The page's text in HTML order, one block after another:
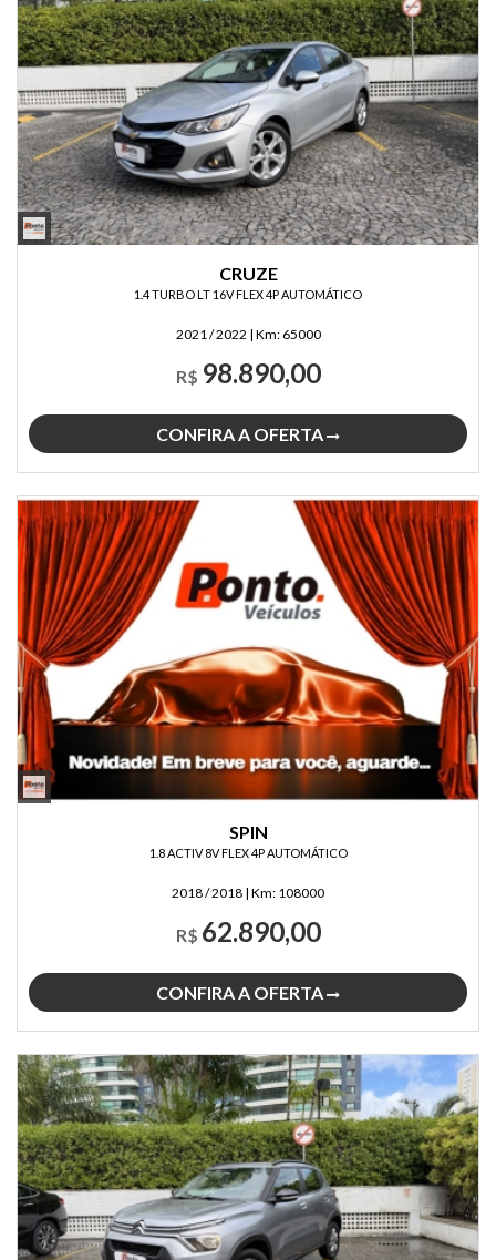
CRUZE
1.4 TURBO LT 16V FLEX 4P AUTOMÁTICO
2021 / 2022 | Km: 65000
R$ 98.890,00
CONFIRA A OFERTA
SPIN
1.8 ACTIV 8V FLEX 4P AUTOMÁTICO
2018 / 2018 | Km: 108000
R$ 62.890,00
CONFIRA A OFERTA